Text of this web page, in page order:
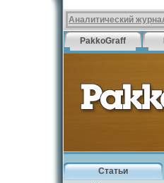
Аналитический
PakkoGraff
Статьи